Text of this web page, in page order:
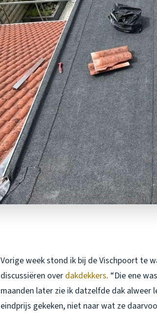
Vorige week stond ik bij de Vischpoort te
discussiëren over dakdekkers. “Die ene
maanden later zie ik datzelfde dak alweer
eindprijs gekeken, niet naar wat ze